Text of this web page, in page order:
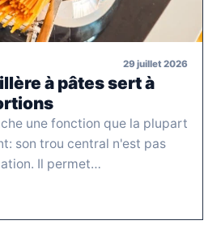
29 juillet 2026
à pâtes sert à
une fonction que la plupart
son trou central n'est pas
Il permet…